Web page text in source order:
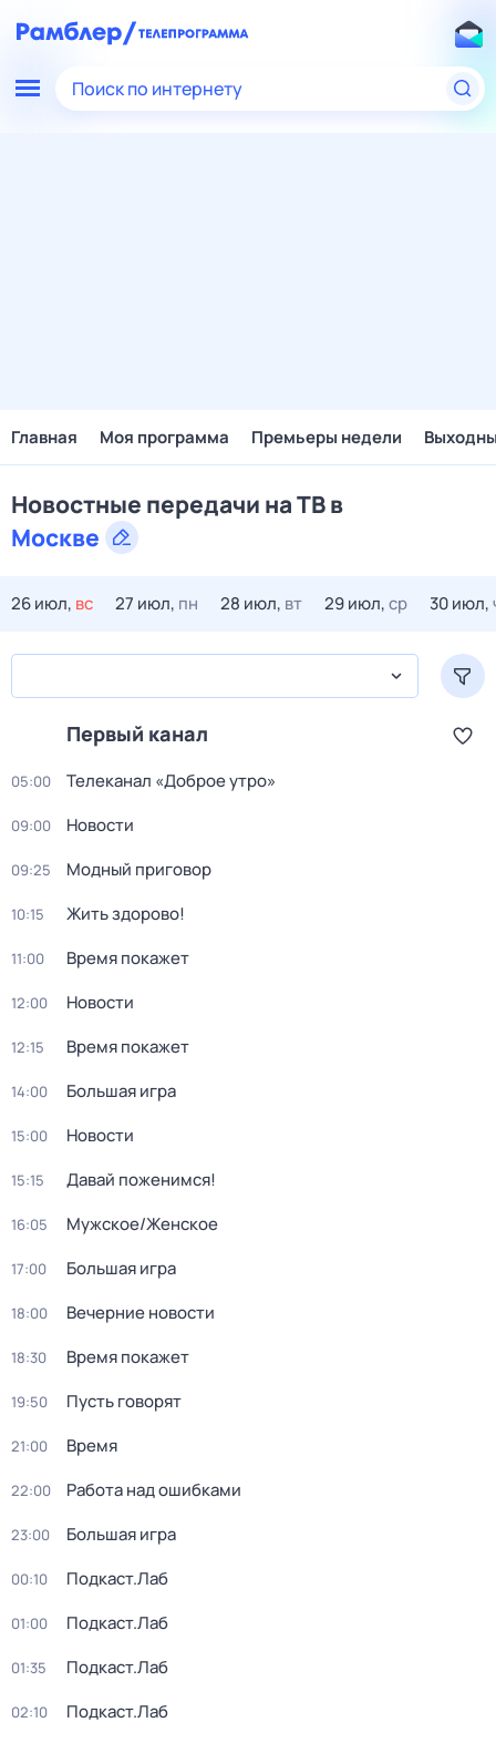
Поиск по интернету
Главная Моя программа Премьеры недели
Новостные передачи на ТВ в
Москве
26 июл, вс 27 июл, пн 28 июл, вт 29 июл,ср 30 июл,
Первый канал
05:00 Телеканал «Доброе утро»
09:00 Новости
09:25 Модный приговор
10:15 Жить здорово!
11:00 Время покажет
12:00 Новости
12:15 Время покажет
14:00 Большая игра
15:00 Новости
15:15 Давай поженимся!
16:05 Мужское/Женское
17:00 Большая игра
18:00 Вечерние новости
18:30 Время покажет
19:50 Пусть говорят
21:00 Время
22:00 Работа над ошибками
23:00 Большая игра
00:10 Подкаст.Лаб
01:00 Подкаст.Лаб
01:35 Подкаст.Лаб
02:10 Подкаст.Лаб